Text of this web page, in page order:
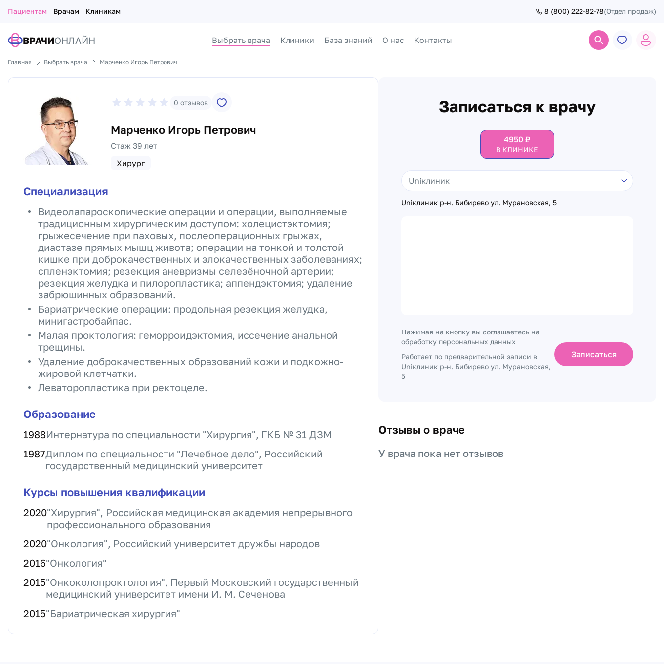
Пациентам Врачам Клиникам 8 (800) 222-82-78(Отдел продаж)
ВРАЧИОНЛАЙН Выбрать врача Клиники База знаний О нас Контакты
Главная Выбрать врача Марченко Игорь Петрович
0 отзывов
Марченко Игорь Петрович
Стаж 39 лет
Хирург
Специализация
Видеолапароскопические операции и операции, выполняемые
традиционным хирургическим доступом: холецистэктомия;
грыжесечение при паховых, послеоперационных грыжах,
диастазе прямых мышц живота; операции на тонкой и толстой
кишке при доброкачественных и злокачественных заболеваниях;
спленэктомия; резекция аневризмы селезёночной артерии;
резекция желудка и пилоропластика; аппендэктомия; удаление
забрюшинных образований.
Бариатрические операции: продольная резекция желудка,
минигастробайпас.
Малая проктология: геморроидэктомия, иссечение анальной
трещины.
Удаление доброкачественных образований кожи и подкожно-
жировой клетчатки.
Леваторопластика при ректоцеле.
Образование
1988Интернатура по специальности "Хирургия", ГКБ № 31 ДЗМ
1987Диплом по специальности "Лечебное дело", Российский
государственный медицинский университет
Курсы повышения квалификации
2020"Хирургия", Российская медицинская академия непрерывного
профессионального образования
2020"Онкология", Российский университет дружбы народов
2016"Онкология"
2015"Онкоколопроктология", Первый Московский государственный
медицинский университет имени И. М. Сеченова
2015"Бариатрическая хирургия"
Записаться к врачу
4950 ₽
В КЛИНИКЕ
Uniклиник р-н. Бибирево ул. Мурановская, 5
Нажимая на кнопку вы соглашаетесь на
обработку персональных данных
Работает по предварительной записи в
Uniклиник р-н. Бибирево ул. Мурановская,
5
Записаться
Отзывы о враче
У врача пока нет отзывов